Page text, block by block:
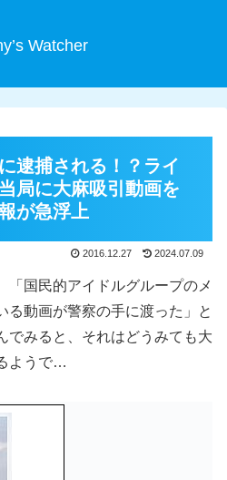
Watcher
逮捕される！？ライ
局に大麻吸引動画を
が急浮上
2016.12.27 2024.07.09
「国民的アイドルグループのメ
る動画が警察の手に渡った」と
でみると、それはどうみても大
ようで…